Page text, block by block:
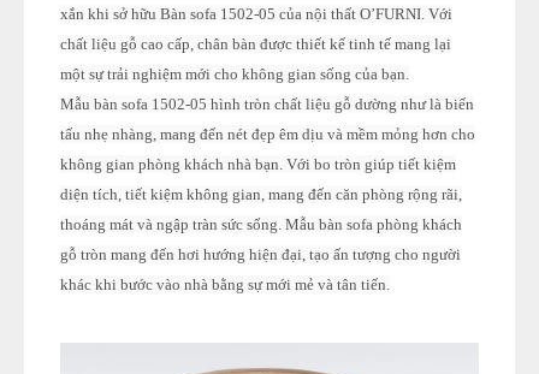
xắn khi sở hữu Bàn sofa 1502-05 của nội thất O’FURNI. Với
chất liệu gỗ cao cấp, chân bàn được thiết kế tinh tế mang lại
một sự trải nghiệm mới cho không gian sống của bạn.
Mẫu bàn sofa 1502-05 hình tròn chất liệu gỗ dường như là biến
tấu nhẹ nhàng, mang đến nét đẹp êm dịu và mềm mỏng hơn cho
không gian phòng khách nhà bạn. Với bo tròn giúp tiết kiệm
diện tích, tiết kiệm không gian, mang đến căn phòng rộng rãi,
thoáng mát và ngập tràn sức sống. Mẫu bàn sofa phòng khách
gỗ tròn mang đến hơi hướng hiện đại, tạo ấn tượng cho người
khác khi bước vào nhà bằng sự mới mẻ và tân tiến.